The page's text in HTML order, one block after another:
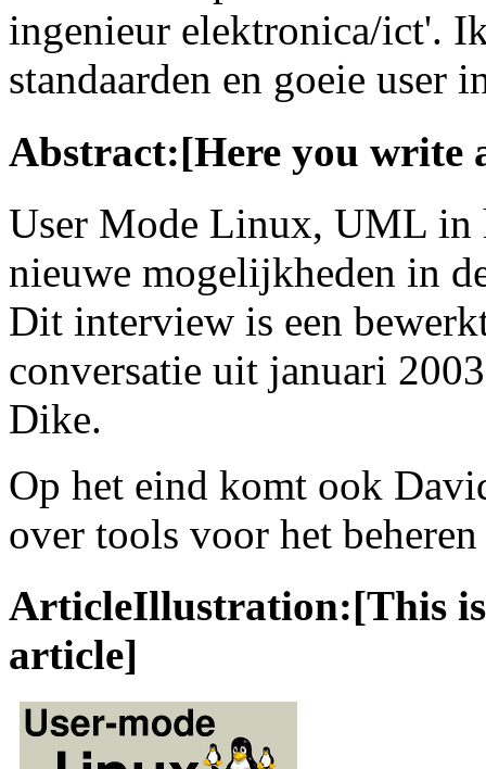
ingenieur elektronica/ict'.
standaarden en goeie user
Abstract:[Here you write
User Mode Linux, UML in
nieuwe mogelijkheden in
Dit interview is een
conversatie uit januari
Dike.
Op het eind komt ook
over tools voor het
ArticleIllustration:[This
article]